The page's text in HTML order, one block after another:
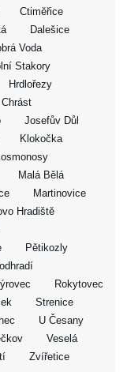
Ctiměřice
Dalešice
Voda
Stakory
Hrdlořezy
Chrást
Josefův Důl
Klokočka
Malá Bělá
Martinovice
Hradiště
Pětikozly
Rokytovec
Strenice
U Česany
Veselá
Zvířetice